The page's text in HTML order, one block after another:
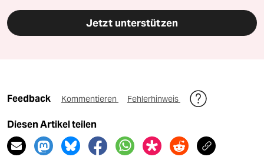
Jetzt unterstützen
Feedback Kommentieren Fehlerhinweis
Diesen Artikel teilen